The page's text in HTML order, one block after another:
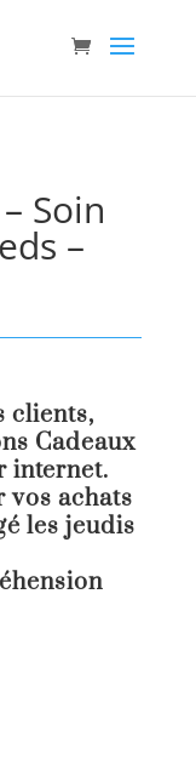
Soin
–
clients,
Cadeaux
internet.
achats
les jeudis